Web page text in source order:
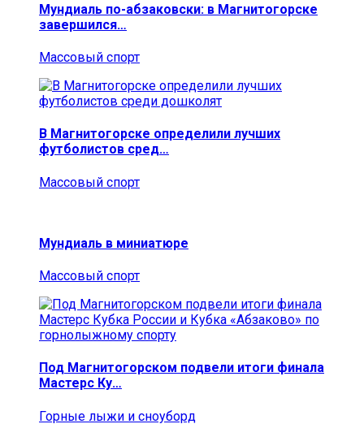
Мундиаль по-абзаковски: в Магнитогорске
завершился…
Массовый спорт
В Магнитогорске определили лучших
футболистов сред…
Массовый спорт
Мундиаль в миниатюре
Массовый спорт
Под Магнитогорском подвели итоги финала
Мастерс Ку…
Горные лыжи и сноуборд